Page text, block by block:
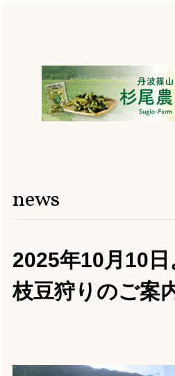
news
2025年10月10
枝豆狩りのご案